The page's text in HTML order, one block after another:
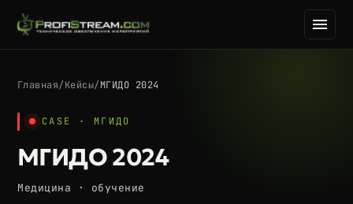
Главная/Кейсы/МГИДО 2024
CASE · МГИДО
МГИДО 2024
Медицина · обучение